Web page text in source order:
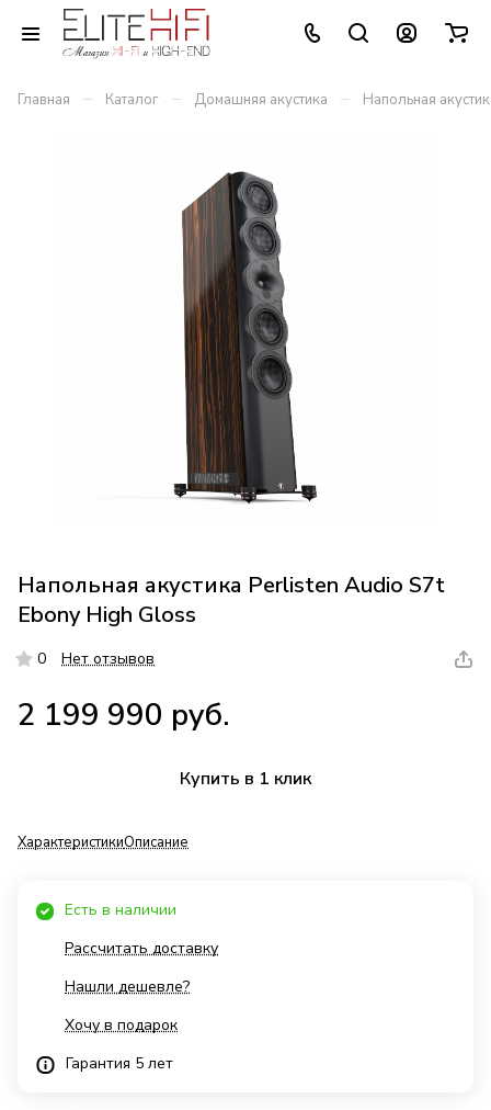
Главная – Каталог – Домашняя акустика – Напольная
Напольная акустика Perlisten Audio S7t
Ebony High Gloss
0 Нет отзывов
2 199 990 руб.
Купить в 1 клик
ХарактеристикиОписание
Есть в наличии
Рассчитать доставку
Нашли дешевле?
Хочу в подарок
Гарантия 5 лет